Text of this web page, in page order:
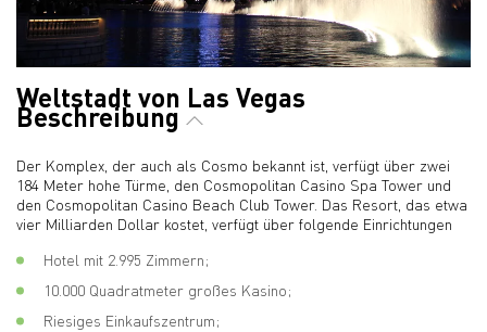
Weltstadt von Las Vegas
Beschreibung
Der Komplex, der auch als Cosmo bekannt ist, verfügt über zwei
184 Meter hohe Türme, den Cosmopolitan Casino Spa Tower und
den Cosmopolitan Casino Beach Club Tower. Das Resort, das etwa
vier Milliarden Dollar kostet, verfügt über folgende Einrichtungen
Hotel mit 2.995 Zimmern;
10.000 Quadratmeter großes Kasino;
Riesiges Einkaufszentrum;